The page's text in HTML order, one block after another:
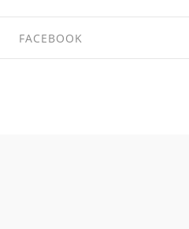
FACEBOOK